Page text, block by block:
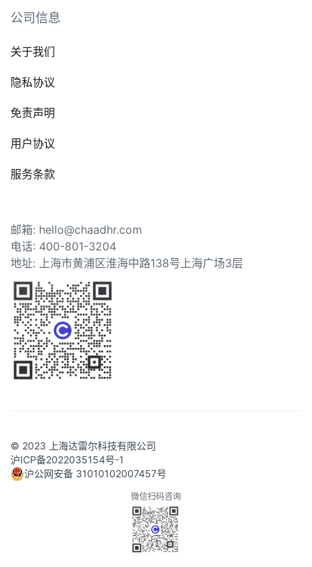
公司信息
关于我们
隐私协议
免责声明
用户协议
服务条款
邮箱: hello@chaadhr.com
电话: 400-801-3204
地址: 上海市黄浦区淮海中路138号上海广场3层
© 2023 上海达雷尔科技有限公司
沪ICP备2022035154号-1
沪公网安备 31010102007457号
微信扫码咨询